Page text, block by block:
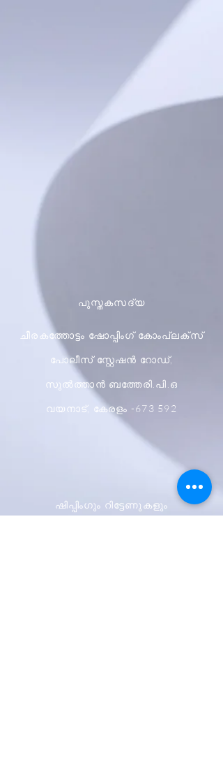
പുസ്തകസദ്യ
ചീരകത്തോട്ടം ഷോപ്പിംഗ് കോംപ്ലക്സ്
പോലീസ് സ്റ്റേഷൻ റോഡ്,
സുൽത്താൻ ബത്തേരി.പി.ഒ
വയനാട്, കേരളം -673 592
ഷിപ്പിംഗും റിട്ടേണുകളും